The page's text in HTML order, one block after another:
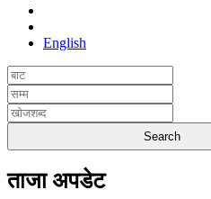
English
ताजा अपडेट